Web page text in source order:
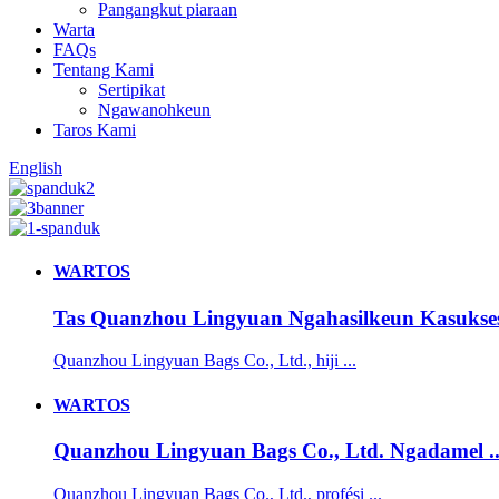
Pangangkut piaraan
Warta
FAQs
Tentang Kami
Sertipikat
Ngawanohkeun
Taros Kami
English
WARTOS
Tas Quanzhou Lingyuan Ngahasilkeun
Quanzhou Lingyuan Bags Co., Ltd., hiji ...
WARTOS
Quanzhou Lingyuan Bags Co., Ltd. Ngadamel
Quanzhou Lingyuan Bags Co., Ltd., profési ...